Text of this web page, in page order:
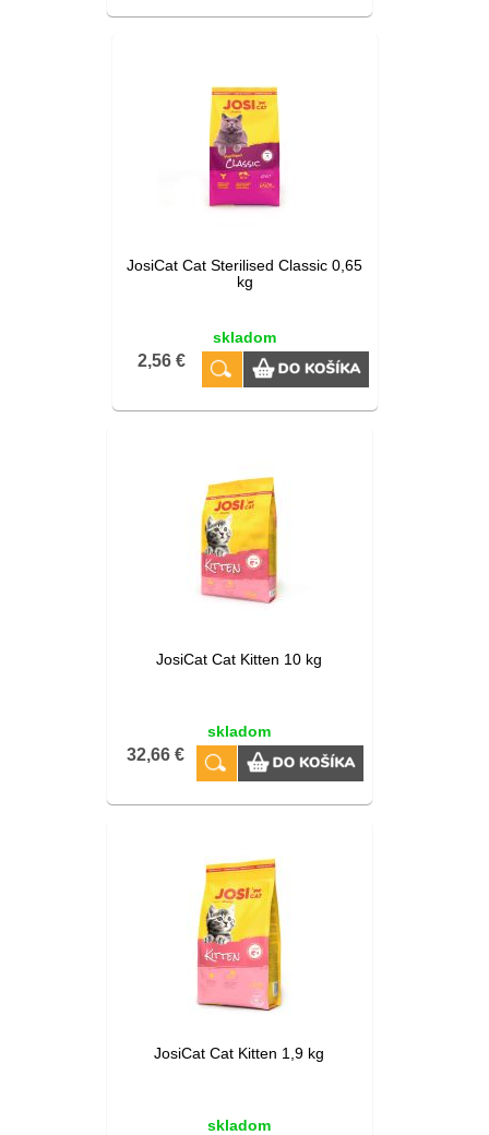
JosiCat Cat Sterilised Classic 0,65
kg
skladom
2,56 €
JosiCat Cat Kitten 10 kg
skladom
32,66 €
JosiCat Cat Kitten 1,9 kg
skladom